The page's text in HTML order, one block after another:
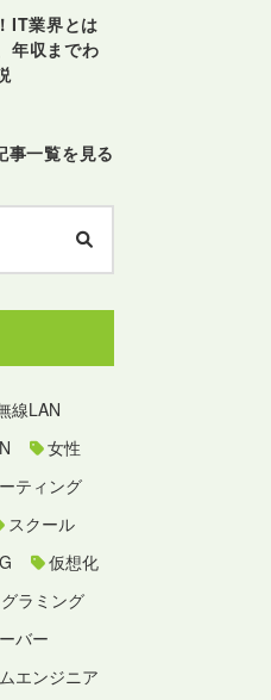
IT業界とは
年収までわ
事一覧を見る
線LAN
女性
ティング
スクール
仮想化
ラミング
バー
エンジニア